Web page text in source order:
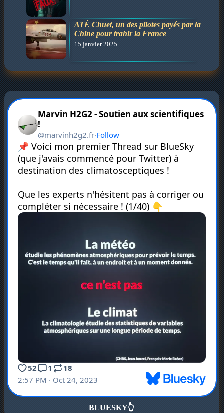
ATÉ Chuet, un des pilotes payés par la
Chine pour trahir la France
15 janvier 2025
BLUESKY👆